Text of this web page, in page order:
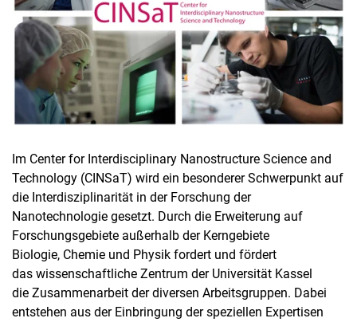
Im Center for Interdisciplinary Nanostructure Science and
Technology (CINSaT) wird ein besonderer Schwerpunkt auf
die Interdisziplinarität in der Forschung der
Nanotechnologie gesetzt. Durch die Erweiterung auf
Forschungsgebiete außerhalb der Kerngebiete
Biologie, Chemie und Physik fordert und fördert
das wissenschaftliche Zentrum der Universität Kassel
die Zusammenarbeit der diversen Arbeitsgruppen. Dabei
entstehen aus der Einbringung der speziellen Expertisen